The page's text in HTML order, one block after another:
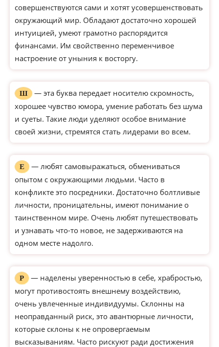
совершенствуются сами и хотят усовершенствовать
окружающий мир. Обладают достаточно хорошей
интуицией, умеют грамотно распорядится
финансами. Им свойственно переменчивое
настроение от уныния к восторгу.
Ш
— эта буква передает носителю скромность,
хорошее чувство юмора, умение работать без шума
и суеты. Такие люди уделяют особое внимание
своей жизни, стремятся стать лидерами во всем.
Е
— любят самовыражаться, обмениваться
опытом с окружающими людьми. Часто в
конфликте это посредники. Достаточно болтливые
личности, проницательны, имеют понимание о
таинственном мире. Очень любят путешествовать
и узнавать что-то новое, не задерживаются на
одном месте надолго.
Р
— наделены уверенностью в себе, храбростью,
могут противостоять внешнему воздействию,
очень увлеченные индивидуумы. Склонны на
неоправданный риск, это авантюрные личности,
которые склоны к не опровергаемым
высказываниям. Часто рискуют ради достижения